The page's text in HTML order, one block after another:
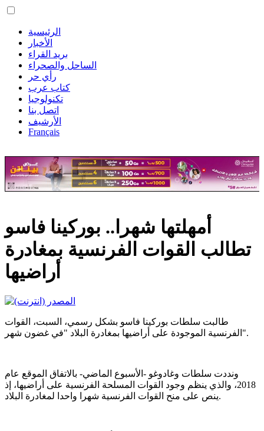
الرئيسية
الأخبار
بريد القراء
الساحل والصحراء
رأي حر
كتاب عرب
تكنولوجيا
اتصل بنا
الأرشيف
Français
أمهلتها شهرا.. بوركينا فاسو
تطالب القوات الفرنسية بمغادرة
أراضيها
طالبت سلطات بوركينا فاسو بشكل رسمي، السبت، القوات
الفرنسية الموجودة على أراضيها بمغادرة البلاد "في غضون شهر".
ونددت سلطات وغادوغو -الأسبوع الماضي- بالاتفاق الموقع عام
2018، والذي ينظم وجود القوات المسلحة الفرنسية على أراضيها، إذ
ينص على منح القوات الفرنسية شهرا واحدا لمغادرة البلاد.